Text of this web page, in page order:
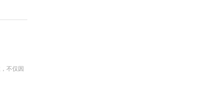
不仅因